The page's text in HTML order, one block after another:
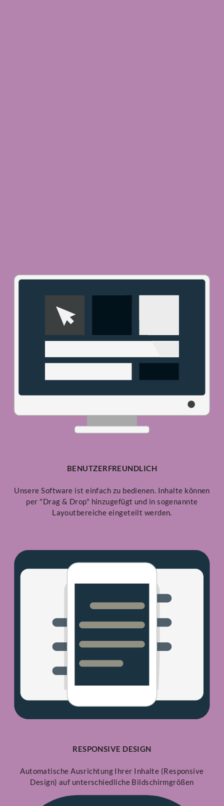
BENUTZERFREUNDLICH
Unsere Software ist einfach zu bedienen. Inhalte können
per "Drag & Drop" hinzugefügt und in sogenannte
Layoutbereiche eingeteilt werden.
RESPONSIVE DESIGN
Automatische Ausrichtung Ihrer Inhalte (Responsive
Design) auf unterschiedliche Bildschirmgrößen